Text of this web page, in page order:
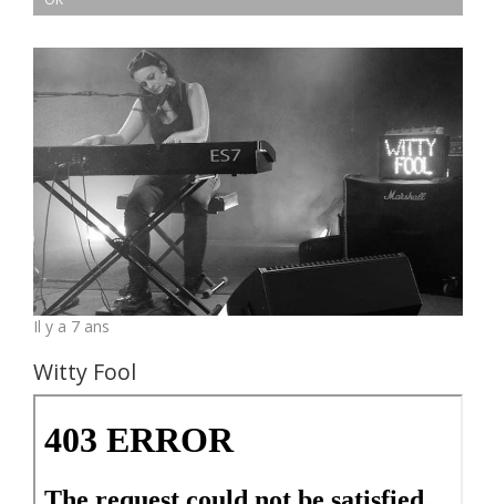
Il y a 7 ans
Witty Fool